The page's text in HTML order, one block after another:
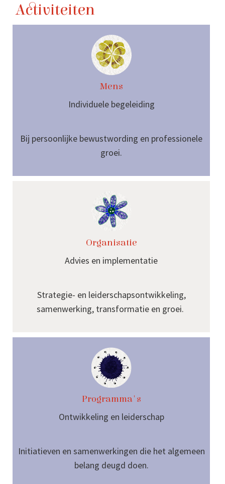
Activiteiten
Mens
Individuele begeleiding
Bij persoonlijke bewustwording en professionele
groei.
Organisatie
Advies en implementatie
Strategie- en leiderschapsontwikkeling,
samenwerking, transformatie en groei.
Programma's
Ontwikkeling en leiderschap
Initiatieven en samenwerkingen die het algemeen
belang deugd doen.